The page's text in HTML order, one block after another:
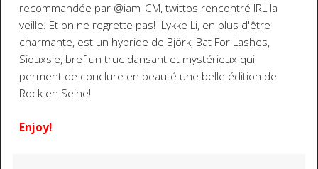
recommandée par @iam_CM, twittos rencontré IRL la
veille. Et on ne regrette pas! Lykke Li, en plus d'être
charmante, est un hybride de Björk, Bat For Lashes,
Siouxsie, bref un truc dansant et mystérieux qui
perment de conclure en beauté une belle édition de
Rock en Seine!
Enjoy!